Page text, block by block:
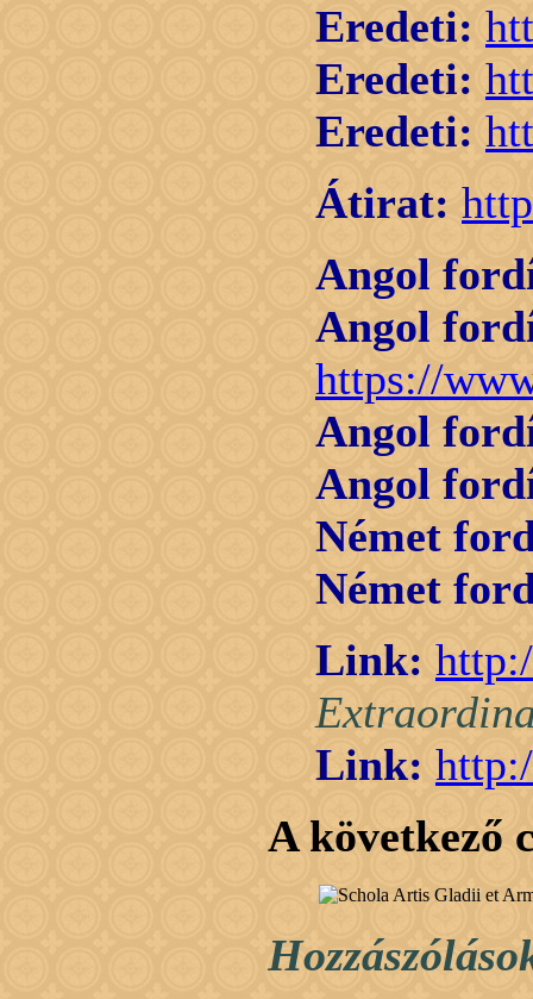
Eredeti:
Eredeti:
Eredeti:
Átirat:
Angol
Angol
https://
Angol
Angol
Német
Német
Link:
Link:
A következő